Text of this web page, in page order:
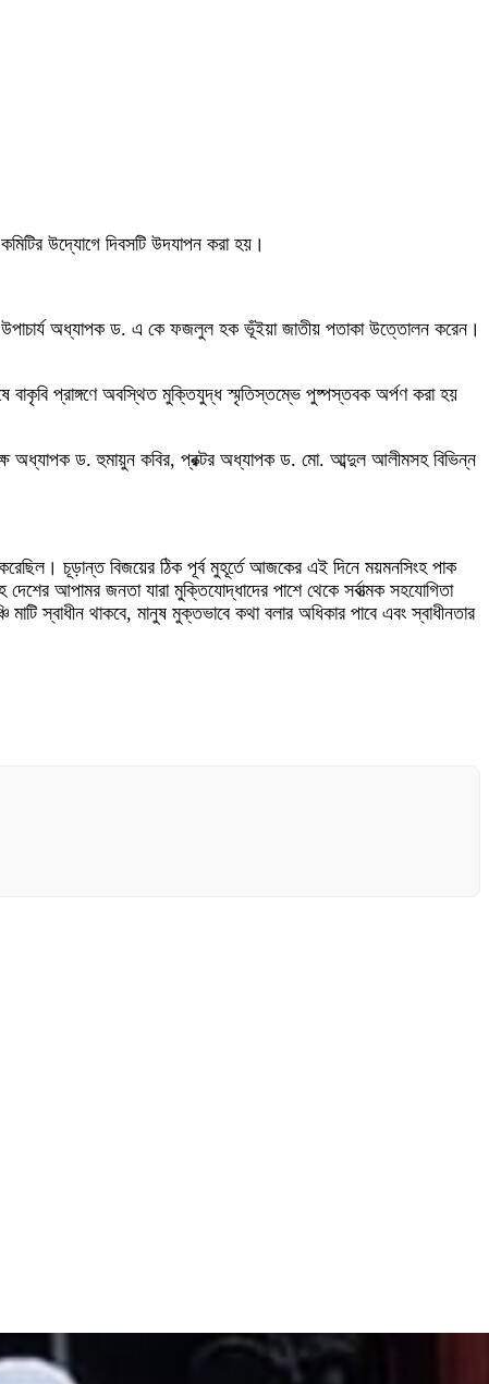
কমিটির উদ্যোগে দিবসটি উদযাপন করা হয়।
উপাচার্য অধ্যাপক ড. এ কে ফজলুল হক ভূঁইয়া জাতীয় পতাকা উত্তোলন করেন।
বাকৃবি প্রাঙ্গণে অবস্থিত মুক্তিযুদ্ধ স্মৃতিস্তম্ভে পুষ্পস্তবক অর্পণ করা হয়
অধ্যাপক ড. হুমায়ুন কবির, প্রক্টর অধ্যাপক ড. মো. আব্দুল আলীমসহ বিভিন্ন
চূড়ান্ত বিজয়ের ঠিক পূর্ব মুহূর্তে আজকের এই দিনে ময়মনসিংহ পাক
আপামর জনতা যারা মুক্তিযোদ্ধাদের পাশে থেকে সর্বাত্মক সহযোগিতা
স্বাধীন থাকবে, মানুষ মুক্তভাবে কথা বলার অধিকার পাবে এবং স্বাধীনতার